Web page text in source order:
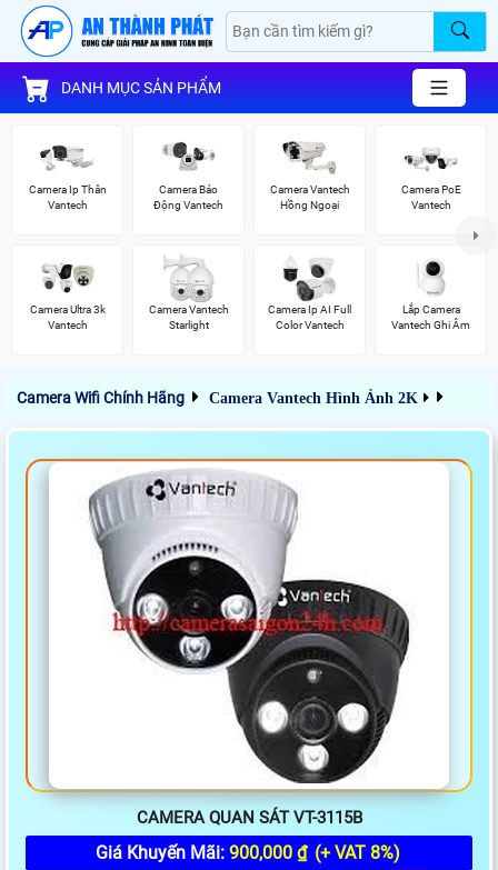
DANH MỤC SẢN PHẨM
Camera Ip Thân
Vantech
Camera Báo
Động Vantech
Camera Vantech
Hồng Ngoại
Camera PoE
Vantech
Camera Ultra 3k
Vantech
Camera Vantech
Starlight
Camera Ip AI Full
Color Vantech
Lắp Camera
Vantech Ghi Âm
Camera Wifi Chính Hãng Camera Vantech Hình Ảnh 2K
CAMERA QUAN SÁT VT-3115B
Giá Khuyến Mãi: 900,000 ₫ (+ VAT 8%)